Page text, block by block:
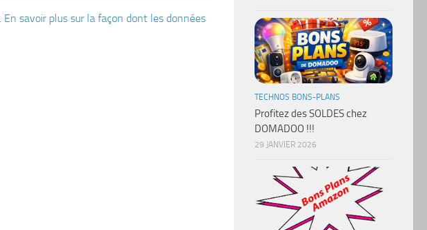
En savoir plus sur la façon dont les données
TECHNOS BONS-PLANS
Profitez des SOLDES chez
DOMADOO !!!
29 JANVIER 2026